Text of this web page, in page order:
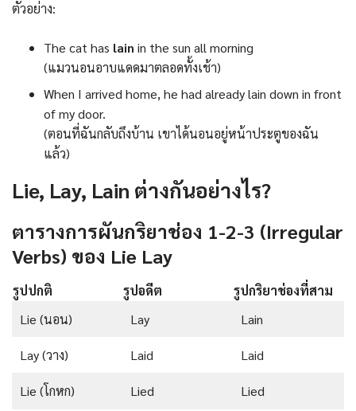
ตัวอย่าง:
The cat has lain in the sun all morning
(แมวนอนอาบแดดมาตลอดทั้งเช้า)
When I arrived home, he had already lain down in front
of my door.
(ตอนที่ฉันกลับถึงบ้าน เขาได้นอนอยู่หน้าประตูของฉัน
แล้ว)
Lie, Lay, Lain ต่างกันอย่างไร?
ตารางการผันกริยาช่อง 1-2-3 (Irregular
Verbs) ของ Lie Lay
รูปปกติ รูปอดีต
รูปกริยาช่องที่สาม
Lie (นอน)
Lay Lain
Lay (วาง) Laid Laid
Lie (โกหก) Lied Lied